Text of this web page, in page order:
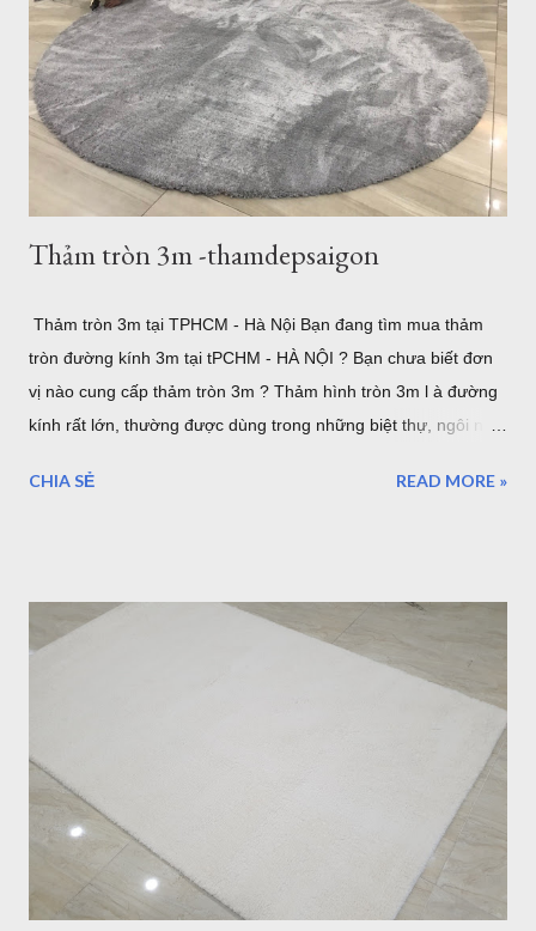
Homestead Vũng Tàu Hiện tại Thảm Đẹp Sài Gòn chưa có
Showroom tại Vũng Tàu nhưng các bạn có thể đặt hàng trực
tuyến và xem các mẫu thảm tại website:
thamtrangtri.thamdepsaigon.com hoặc đọc thông tin chi tiết về
Thảm Đẹp tại: Thamdepsaigon.com. Bạn đang kiếm nơi ...
Thảm tròn 3m -thamdepsaigon
Thảm tròn 3m tại TPHCM - Hà Nội Bạn đang tìm mua thảm
tròn đường kính 3m tại tPCHM - HÀ NỘI ? Bạn chưa biết đơn
vị nào cung cấp thảm tròn 3m ? Thảm hình tròn 3m l à đường
kính rất lớn, thường được dùng trong những biệt thự, ngôi nhà
lưu ý rằng đây là đường kính lớn nhất của thảm tròn bán tại
sàn phòng khách hiện đại TPHCM thảm trải sàn phòng ngủ
đẹp TPHCM thảm trải sàn phòng khách đẹp TPHCM thảm
decor phòng ngủ TPHCM Thảm tròn 3m được nhập khẩu từ
được gia công để làm theo kích thước mong muốn của khách
hàng. Hình ảnh trên là nhân viên đang gia công cắt thảm tròn
3m tại TPHCM . Tất nhiên bạn có thể chọn kích thước thảm
tròn nhỏ hơn như thảm tròn 2m có rất nhiều mẫu tại showroom
thảm đẹp Tphcm...
CHIA SẺ READ MORE »